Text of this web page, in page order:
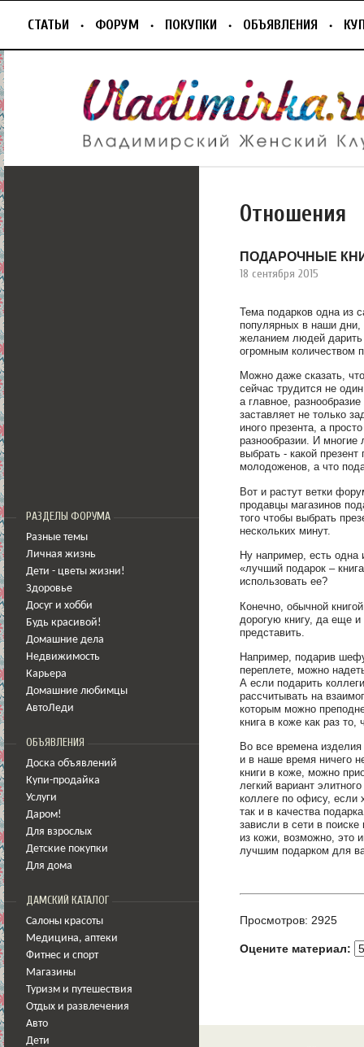
СТАТЬИ ФОРУМ ПОКУПКИ ОБЪЯВЛЕНИЯ
РАЗДЕЛЫ ФОРУМА
Разные темы
Личная жизнь
Дети - цветы жизни!
Здоровье
Досуг и хобби
Будь красивой!
Домашние дела
Недвижимость
Карьера
Домашние любимцы
АвтоЛеди
ОБЪЯВЛЕНИЯ
Доска объявлений
Купи-продайка
Услуги
Даром!
Для взрослых
Детские покупки
Для дома
ДАМСКИЙ КАТАЛОГ
Салоны красоты
Медицина, аптеки
Фитнес и спорт
Магазины
Туризм и путешествия
Отдых и развлечения
Авто
Дети
Отношения
ПОДАРОЧНЫЕ
18 сентября 2015
Тема подарков одна из
популярных в наши дни,
желанием людей дарить
огромным количеством
Можно даже сказать,
сейчас трудится не
а главное,
заставляет не только
иного презента, а
разнообразии. И многие
выбрать - какой
молодоженов, а что
Вот и растут ветки
продавцы магазинов
того чтобы выбрать
нескольких минут.
Ну например, есть одна
«лучший подарок –
использовать ее?
Конечно, обычной
дорогую книгу, да еще
представить.
Например, подарив
переплете, можно
А если подарить
рассчитывать на
которым можно
книга в коже как раз то,
Во все времена
и в наше время ничего
книги в коже, можно
легкий вариант
коллеге по офису, если
так и в качества
зависли в сети в
из кожи, возможно, это
лучшим подарком для
Просмотров: 2925
Оцените материал: